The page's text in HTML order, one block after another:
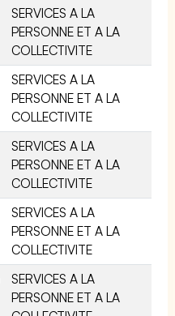
SERVICES A LA
PERSONNE ET A LA
COLLECTIVITE
SERVICES A LA
PERSONNE ET A LA
COLLECTIVITE
SERVICES A LA
PERSONNE ET A LA
COLLECTIVITE
SERVICES A LA
PERSONNE ET A LA
COLLECTIVITE
SERVICES A LA
PERSONNE ET A LA